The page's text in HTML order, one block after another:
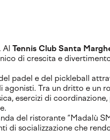
Al Tennis Club Santa
di crescita e
padel e del pickleball
Tra un dritto e un
esercizi di
del ristorante “Madalù
di socializzazione che